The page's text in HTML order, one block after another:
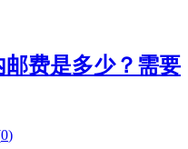
费是多少？需要
0)